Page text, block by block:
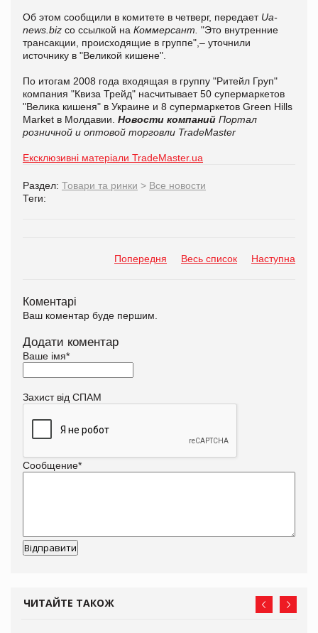
Об этом сообщили в комитете в четверг, передает Ua-
news.biz со ссылкой на Коммерсант. "Это внутренние
трансакции, происходящие в группе",– уточнили
источнику в "Великой кишене".
По итогам 2008 года входящая в группу "Ритейл Груп"
компания "Квиза Трейд" насчитывает 50 супермаркетов
"Велика кишеня" в Украине и 8 супермаркетов Green Hills
Market в Молдавии. Новости компаний Портал
розничной и оптовой торговли TradeMaster
Ексклюзивні матеріали TradeMaster.ua
Раздел: Товари та ринки > Все новости
Теги:
Попередня Весь список Наступна
Коментарі
Ваш коментар буде першим.
Додати коментар
Ваше імя*
Захист від СПАМ
Сообщение*
ЧИТАЙТЕ ТАКОЖ